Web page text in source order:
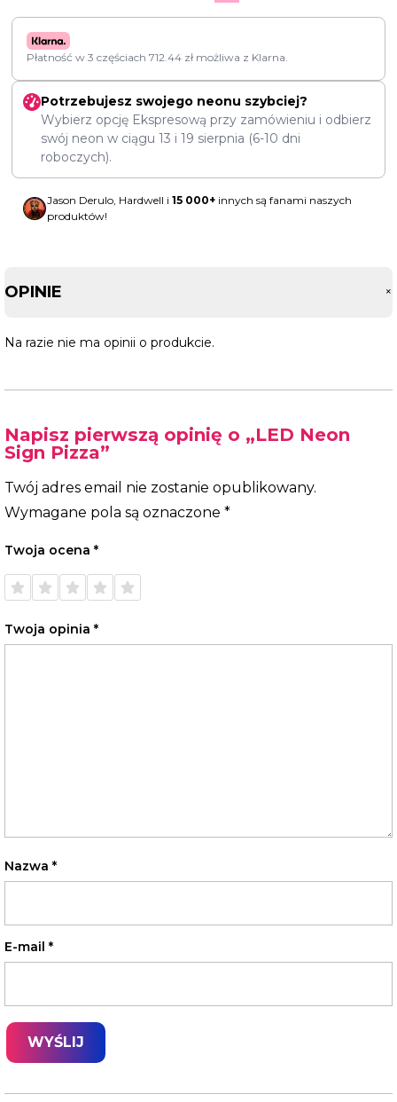
Płatność w 3 częściach 712.44 zł możliwa z Klarna.
Potrzebujesz swojego neonu szybciej?
Wybierz opcję Ekspresową przy zamówieniu i odbierz
swój neon w ciągu 13 i 19 sierpnia (6-10 dni
roboczych).
Jason Derulo, Hardwell i 15 000+ innych są fanami naszych
produktów!
OPINIE +
Na razie nie ma opinii o produkcie.
Napisz pierwszą opinię o „LED Neon
Sign Pizza”
Twój adres email nie zostanie opublikowany.
Wymagane pola są oznaczone *
Twoja ocena *
1 z 5
gwiazdek
2 z 5
gwiazdek
3 z 5
gwiazdek
4 z 5
gwiazdek
5 z 5
gwiazdek
Twoja opinia *
Nazwa *
E-mail *